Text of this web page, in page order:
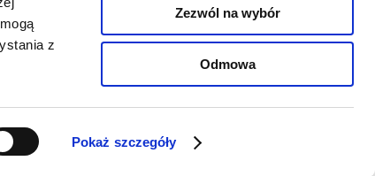
z
Pokaż szczegóły
Zezwól na wybór
Odmowa